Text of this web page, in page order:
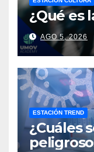
¿Qué es
AGO 5, 2026
ESTACIÓN TREND
¿Cuáles